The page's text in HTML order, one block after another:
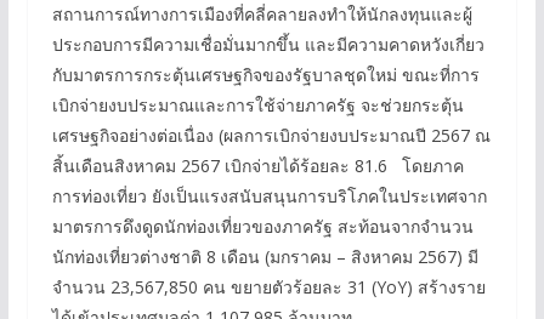
สถานการณ์ทางการเมืองที่คลี่คลายลงทำให้นักลงทุนและผู้
ประกอบการมีความเชื่อมั่นมากขึ้น และมีความคาดหวังเกี่ยว
กับมาตรการกระตุ้นเศรษฐกิจของรัฐบาลชุดใหม่ ขณะที่การ
เบิกจ่ายงบประมาณและการใช้จ่ายภาครัฐ จะช่วยกระตุ้น
เศรษฐกิจอย่างต่อเนื่อง (ผลการเบิกจ่ายงบประมาณปี 2567 ณ
สิ้นเดือนสิงหาคม 2567 เบิกจ่ายได้ร้อยละ 81.6 โดยภาค
การท่องเที่ยว ยังเป็นแรงสนับสนุนการบริโภคในประเทศจาก
มาตรการดึงดูดนักท่องเที่ยวของภาครัฐ สะท้อนจากจำนวน
นักท่องเที่ยวต่างชาติ 8 เดือน (มกราคม – สิงหาคม 2567) มี
จำนวน 23,567,850 คน ขยายตัวร้อยละ 31 (YoY) สร้างราย